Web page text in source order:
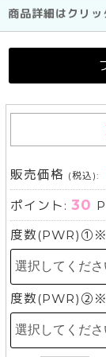
商品詳細はクリッ
販売価格 (税込):
ポイント:30
度数
度数